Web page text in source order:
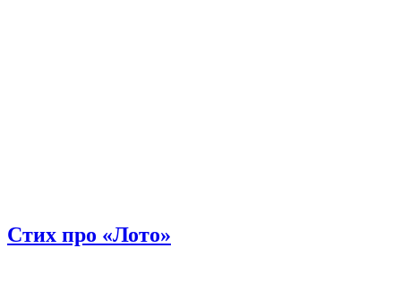
Стих про «Лото»